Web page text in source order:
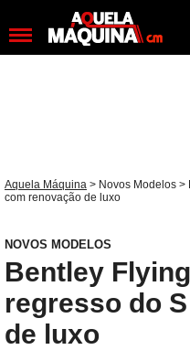
Aquela Máquina > Novos Modelos >
com renovação de luxo
NOVOS MODELOS
Bentley
regresso do
de luxo